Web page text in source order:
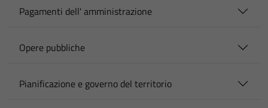
Pagamenti dell' amministrazione
Opere pubbliche
Pianificazione e governo del territorio